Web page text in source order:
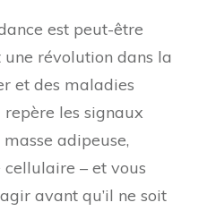
est peut-être
une révolution dans la
et des maladies
les signaux
adipeuse,
– et vous
avant qu’il ne soit